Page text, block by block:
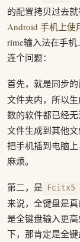
的配置拷贝过去就
Android 手机上使
rime输入法在手
连个问题：
首先，就是同步
文件夹内，所以
数的软件都已经
文件生成到其他
把手机插到电脑
麻烦。
第二，是 Fcitx5
来说，全键盘是
是全键盘输入更
下，那肯定是全